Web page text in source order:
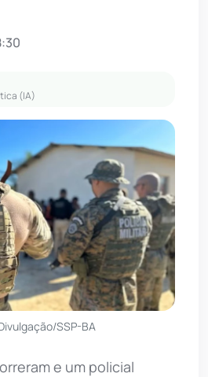
(IA)
SSP-BA
e um policial